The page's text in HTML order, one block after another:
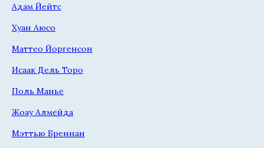
Адам Йейтс
Хуан Аюсо
Маттео Йоргенсон
Исаак Дель Торо
Поль Манье
Жоау Алмейда
Мэттью Бреннан